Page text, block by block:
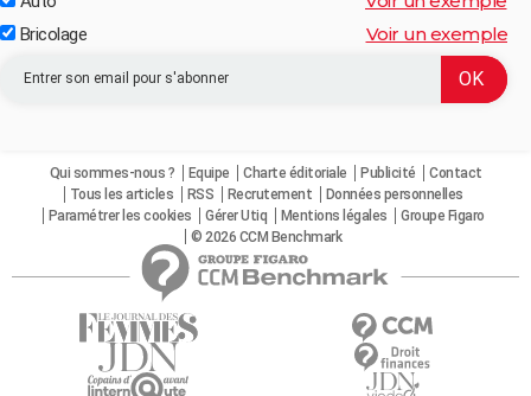
Bricolage Voir un exemple
Qui sommes-nous ? Equipe Charte éditoriale Publicité
Contact
Tous les articles
RSS Recrutement
Données personnelles
Paramétrer les cookies
Gérer Utiq Mentions légales
Groupe Figaro
© 2026 CCM Benchmark